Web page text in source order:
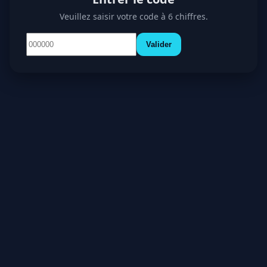
Veuillez saisir votre code à 6 chiffres.
Valider